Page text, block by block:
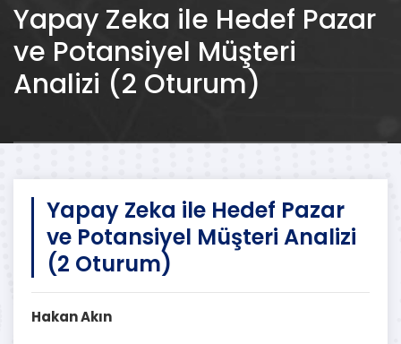
Yapay Zeka ile Hedef Pazar
ve Potansiyel Müşteri
Analizi (2 Oturum)
Yapay Zeka ile Hedef Pazar
ve Potansiyel Müşteri Analizi
(2 Oturum)
Hakan Akın